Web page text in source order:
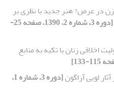
زن در عرص? هنر جدید با نظری بر
[دوره 3، شماره 2، 1390، صفحه 25-
اخلاقی زنان با تکیه به منابع
لویی آراگون
[دوره 3، شماره 1،